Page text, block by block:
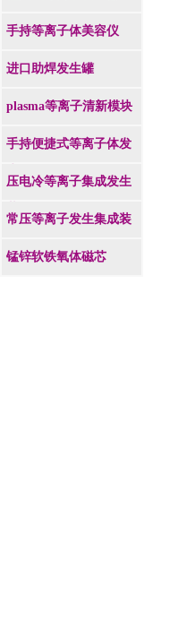
手持等离子体美容仪
进口助焊发生罐
plasma等离子清新模块
手持便捷式等离子体发
生器
压电冷等离子集成发生
装置
常压等离子发生集成装
锰锌软铁氧体磁芯